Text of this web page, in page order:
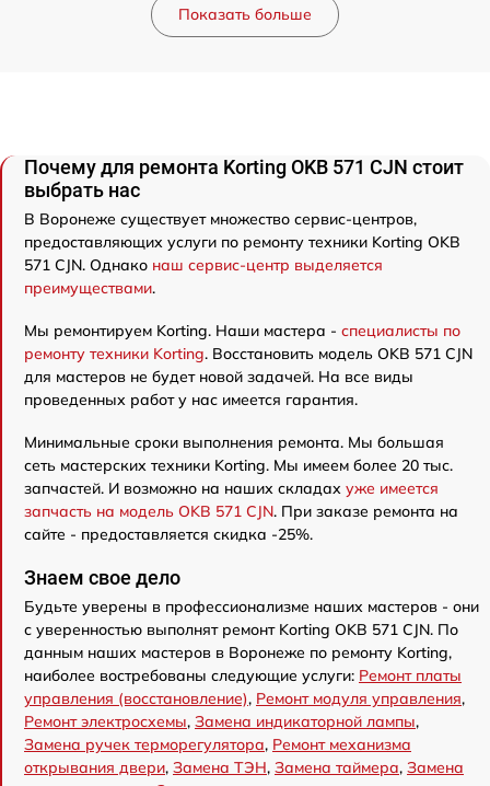
Показать больше
Почему для ремонта Korting OKB 571 CJN стоит
выбрать нас
В Воронеже существует множество сервис-центров,
предоставляющих услуги по ремонту техники Korting OKB
571 CJN. Однако наш сервис-центр выделяется
преимуществами.
Мы ремонтируем Korting. Наши мастера - специалисты по
ремонту техники Korting. Восстановить модель OKB 571 CJN
для мастеров не будет новой задачей. На все виды
проведенных работ у нас имеется гарантия.
Минимальные сроки выполнения ремонта. Мы большая
сеть мастерских техники Korting. Мы имеем более 20 тыс.
запчастей. И возможно на наших складах уже имеется
запчасть на модель OKB 571 CJN. При заказе ремонта на
сайте - предоставляется скидка -25%.
Знаем свое дело
Будьте уверены в профессионализме наших мастеров - они
с уверенностью выполнят ремонт Korting OKB 571 CJN. По
данным наших мастеров в Воронеже по ремонту Korting,
наиболее востребованы следующие услуги: Ремонт платы
управления (восстановление), Ремонт модуля управления,
Ремонт электросхемы, Замена индикаторной лампы,
Замена ручек терморегулятора, Ремонт механизма
открывания двери, Замена ТЭН, Замена таймера, Замена